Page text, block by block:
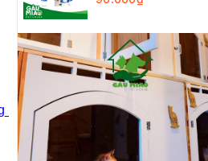
#khách_sạn_thú_cưng